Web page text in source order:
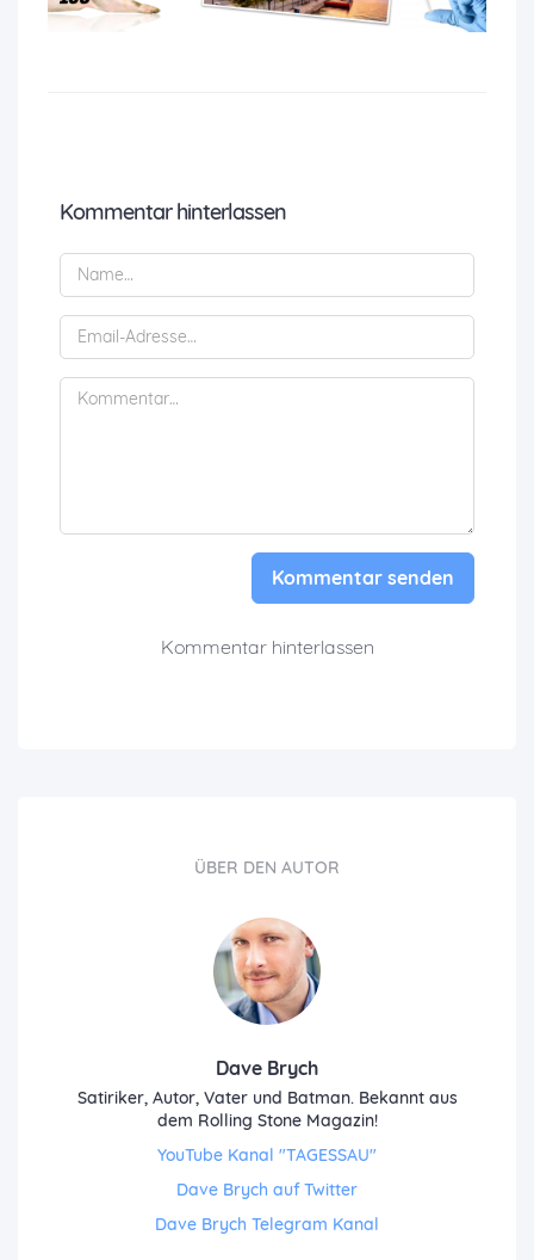
Kommentar hinterlassen
Kommentar senden
Kommentar hinterlassen
ÜBER DEN AUTOR
Dave Brych
Satiriker, Autor, Vater und Batman. Bekannt aus
dem Rolling Stone Magazin!
YouTube Kanal "TAGESSAU"
Dave Brych auf Twitter
Dave Brych Telegram Kanal